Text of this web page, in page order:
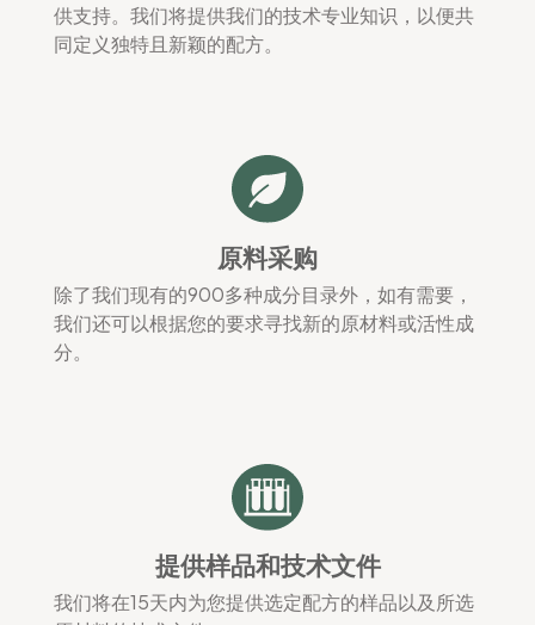
供支持。我们将提供我们的技术专业知识，以便共
同定义独特且新颖的配方。
原料采购
除了我们现有的900多种成分目录外，如有需要，
我们还可以根据您的要求寻找新的原材料或活性成
分。
提供样品和技术文件
我们将在15天内为您提供选定配方的样品以及所选